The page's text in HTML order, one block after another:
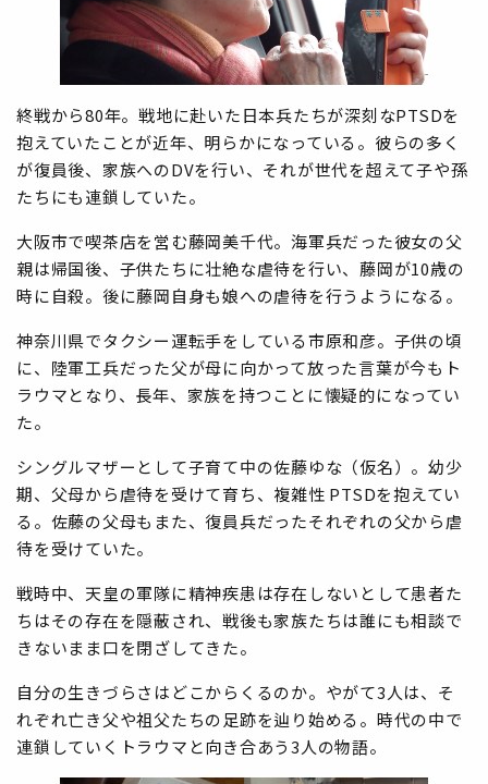
終戦から80年。戦地に赴いた日本兵たちが深刻なPTSDを
抱えていたことが近年、明らかになっている。彼らの多く
が復員後、家族へのDVを行い、それが世代を超えて子や孫
たちにも連鎖していた。
大阪市で喫茶店を営む藤岡美千代。海軍兵だった彼女の父
親は帰国後、子供たちに壮絶な虐待を行い、藤岡が10歳の
時に自殺。後に藤岡自身も娘への虐待を行うようになる。
神奈川県でタクシー運転手をしている市原和彦。子供の頃
に、陸軍工兵だった父が母に向かって放った言葉が今もト
ラウマとなり、長年、家族を持つことに懐疑的になってい
た。
シングルマザーとして子育て中の佐藤ゆな（仮名）。幼少
期、父母から虐待を受けて育ち、複雑性 PTSDを抱えてい
る。佐藤の父母もまた、復員兵だったそれぞれの父から虐
待を受けていた。
戦時中、天皇の軍隊に精神疾患は存在しないとして患者た
ちはその存在を隠蔽され、戦後も家族たちは誰にも相談で
きないまま口を閉ざしてきた。
自分の生きづらさはどこからくるのか。やがて3人は、そ
れぞれ亡き父や祖父たちの足跡を辿り始める。時代の中で
連鎖していくトラウマと向き合あう3人の物語。